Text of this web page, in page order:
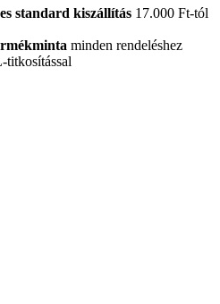
standard kiszállítás 17.000 Ft-tól
minden rendeléshez
titkosítással